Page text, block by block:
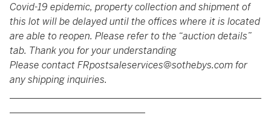
Covid-19 epidemic, property collection and shipment of
this lot will be delayed until the offices where it is located
are able to reopen. Please refer to the “auction details”
tab. Thank you for your understanding
Please contactFRpostsaleservices@sothebys.comfor
any shipping inquiries.